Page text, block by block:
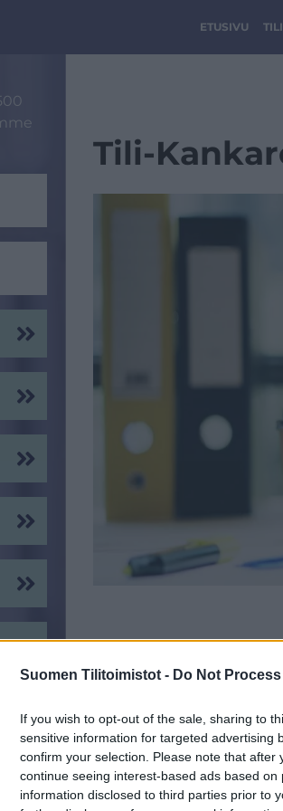
Suomen Tilitoimistot - Do Not
If you wish to opt-out of the sale, sharing to
sensitive information for targeted advertising
confirm your selection. Please note that
continue seeing interest-based ads based
information disclosed to third parties prior to
ETUSIVU
Tili-
Tili-Kankare on